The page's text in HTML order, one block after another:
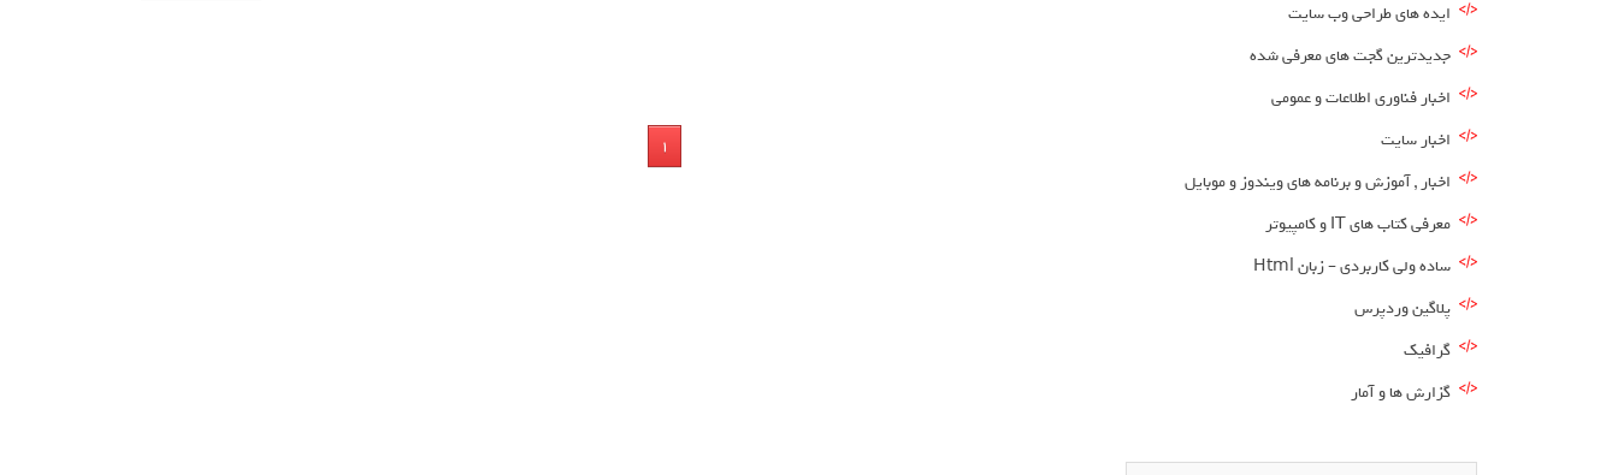
1
ایده های طراحی وب سایت
جدیدترین گجت های معرفی شده
اخبار فناوری اطلاعات و عمومی
اخبار سایت
اخبار , آموزش و برنامه های ویندوز و موبایل
معرفی کتاب های IT و کامپیوتر
ساده ولی کاربردی – زبان Html
پلاگین وردپرس
گرافیک
گزارش ها و آمار